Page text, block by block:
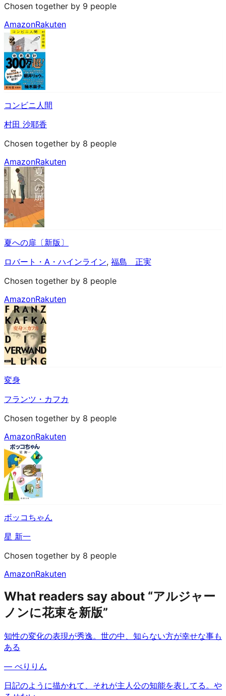
Chosen together by 9 people
AmazonRakuten
コンビニ人間
村田 沙耶香
Chosen together by 8 people
AmazonRakuten
夏への扉〔新版〕
ロバート・A・ハインライン, 福島 正実
Chosen together by 8 people
AmazonRakuten
変身
フランツ・カフカ
Chosen together by 8 people
AmazonRakuten
ボッコちゃん
星 新一
Chosen together by 8 people
AmazonRakuten
What readers say about “アルジャー
ノンに花束を新版”
知性の変化の表現が秀逸。世の中、知らない方が幸せな事も
ある
— べりりん
日記のように描かれて、それが主人公の知能を表してる。や